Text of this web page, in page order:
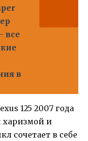
все
в
125 2007 года
харизмой и
сочетает в себе